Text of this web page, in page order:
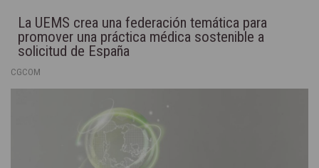
La UEMS crea una federación temática para
promover una práctica médica sostenible a
solicitud de España
CGCOM